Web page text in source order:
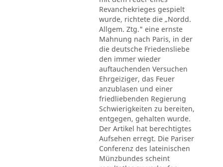
Revanchekrieges gespielt
wurde, richtete die „Nordd.
Allgem. Ztg." eine ernste
Mahnung nach Paris, in der
die deutsche Friedensliebe
den immer wieder
auftauchenden Versuchen
Ehrgeiziger, das Feuer
anzublasen und einer
friedliebenden Regierung
Schwierigkeiten zu bereiten,
entgegen, gehalten wurde.
Der Artikel hat berechtigtes
Aufsehen erregt. Die Pariser
Conferenz des lateinischen
Münzbundes scheint